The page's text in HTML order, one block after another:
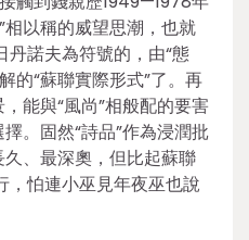
以稱的威望思潮，也就
丹諾夫為符號的，由“態
的“蘇聯實際形式”了。再
能與“風尚”相般配的要害
。固然“詩品”作為浸潤批
、最深奧，但比起蘇聯
，怕連小巫見年夜巫也說